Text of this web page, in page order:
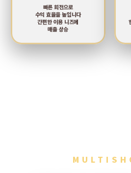
빠른 회전으로
수익 효율을 높입니다
간편한 이용 니즈에
매출 상승